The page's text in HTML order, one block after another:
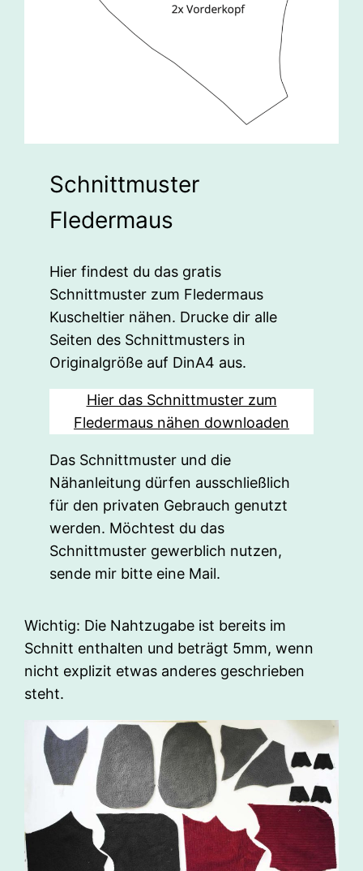
Schnittmuster
Fledermaus
Hier findest du das gratis
Schnittmuster zum Fledermaus
Kuscheltier nähen. Drucke dir alle
Seiten des Schnittmusters in
Originalgröße auf DinA4 aus.
Hier das Schnittmuster zum
Fledermaus nähen downloaden
Das Schnittmuster und die
Nähanleitung dürfen ausschließlich
für den privaten Gebrauch genutzt
werden. Möchtest du das
Schnittmuster gewerblich nutzen,
sende mir bitte eine Mail.
Wichtig: Die Nahtzugabe ist bereits im
Schnitt enthalten und beträgt 5mm, wenn
nicht explizit etwas anderes geschrieben
steht.